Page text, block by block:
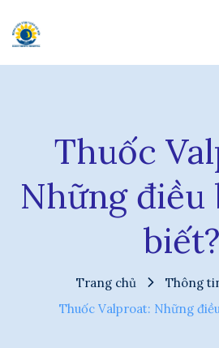
Thuốc
Những điều
biết?
Trang chủ
Thông
Thuốc Valproat: Những